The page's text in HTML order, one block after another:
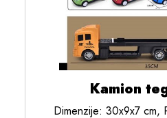
Kamion
Dimenzije: 30x9x7 cm,